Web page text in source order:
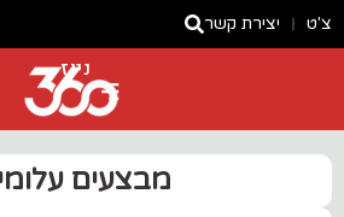
צ'ט יצירת קשר
ניוז
מבצעים